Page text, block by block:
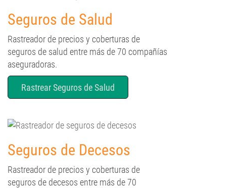
Seguros de Salud
Rastreador de precios y coberturas de
seguros de salud entre más de 70 compañías
aseguradoras.
Rastrear Seguros de Salud
Seguros de Decesos
Rastreador de precios y coberturas de
seguros de decesos entre más de 70